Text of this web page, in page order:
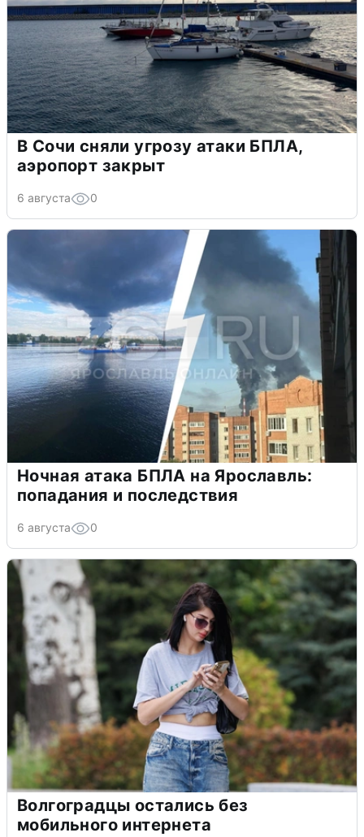
В Сочи сняли угрозу атаки БПЛА,
аэропорт закрыт
6 августа 0
Ночная атака БПЛА на Ярославль:
попадания и последствия
6 августа 0
Волгоградцы остались без
мобильного интернета